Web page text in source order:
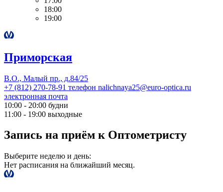
18:00
19:00
Приморская
В.О., Малый пр., д.84/25
+7 (812) 270-78-91 телефон nalichnaya25@euro-optica.ru
электронная почта
10:00 - 20:00 будни
11:00 - 19:00 выходные
Запись на приём к Оптометристу
Выберите неделю и день:
Нет расписания на ближайший месяц.